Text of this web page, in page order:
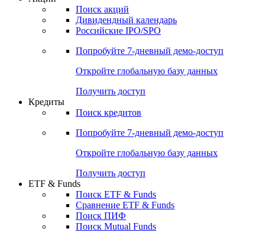
Поиск акций
Дивидендный календарь
Российские IPO/SPO
Попробуйте 7-дневный демо-доступ
Откройте глобальную базу данных
Получить доступ
Кредиты
Поиск кредитов
Попробуйте 7-дневный демо-доступ
Откройте глобальную базу данных
Получить доступ
ETF & Funds
Поиск ETF & Funds
Сравнение ETF & Funds
Поиск ПИФ
Поиск Mutual Funds